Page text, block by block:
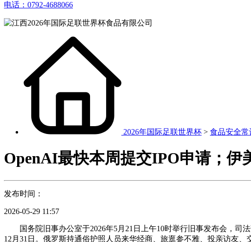
电话：0792-4688066
2026年国际足联世界杯 > 食品安全常
OpenAI最快本周提交IPO申请；伊
发布时间：
2026-05-29 11:57
国务院旧事办公室于2026年5月21日上午10时举行旧事发布会，司
12月31日。俄罗斯持通俗护照人员来华经商、旅逛参不雅、投亲访友